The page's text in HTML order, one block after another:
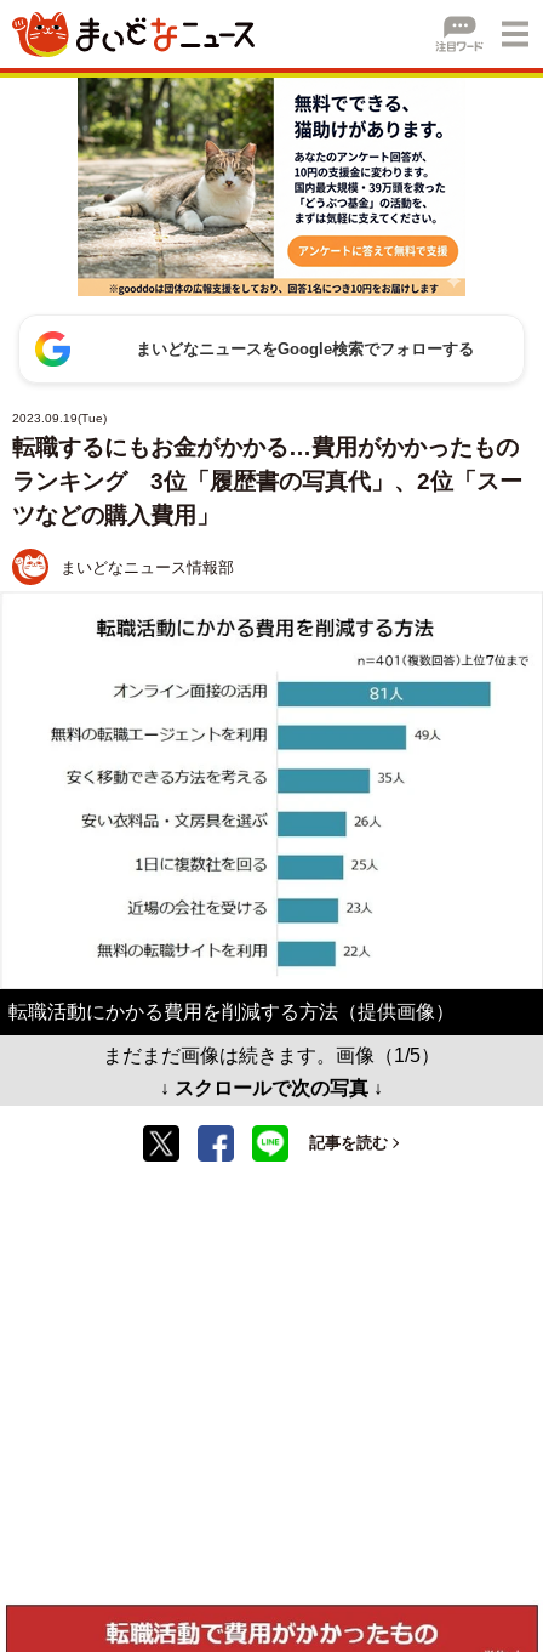
まいどなニュースをGoogle検索でフォローする
2023.09.19(Tue)
転職するにもお金がかかる…費用がかかったもの
ランキング 3位「履歴書の写真代」、2位「スー
ツなどの購入費用」
まいどなニュース情報部
転職活動にかかる費用を削減する方法（提供画像）
まだまだ画像は続きます。画像（1/5）
↓ スクロールで次の写真 ↓
記事を読む